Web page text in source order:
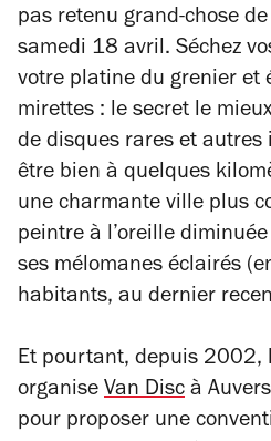
pas retenu grand-chose
samedi 18 avril. Séchez
votre platine du grenier et
mirettes : le secret le
de disques rares et autres
être bien à quelques
une charmante ville plus
peintre à l’oreille
ses mélomanes éclairés
habitants, au dernier
Et pourtant, depuis 2002,
organise Van Disc à
pour proposer une